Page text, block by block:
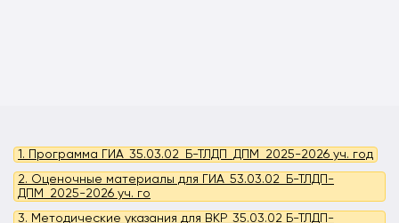
1. Программа ГИА_35.03.02_Б-ТЛДП_ДПМ_2025-2026 уч. год
2. Оценочные материалы для ГИА_53.03.02_Б-ТЛДП-
ДПМ_2025-2026 уч. го
3. Методические указания для ВКР_35.03.02 Б-ТЛДП-